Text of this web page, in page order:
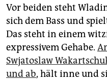
Vor beiden steht
sich dem Bass und
Das steht in einem
expressivem Gehabe.
Swjatoslaw
und ab, hält inne und